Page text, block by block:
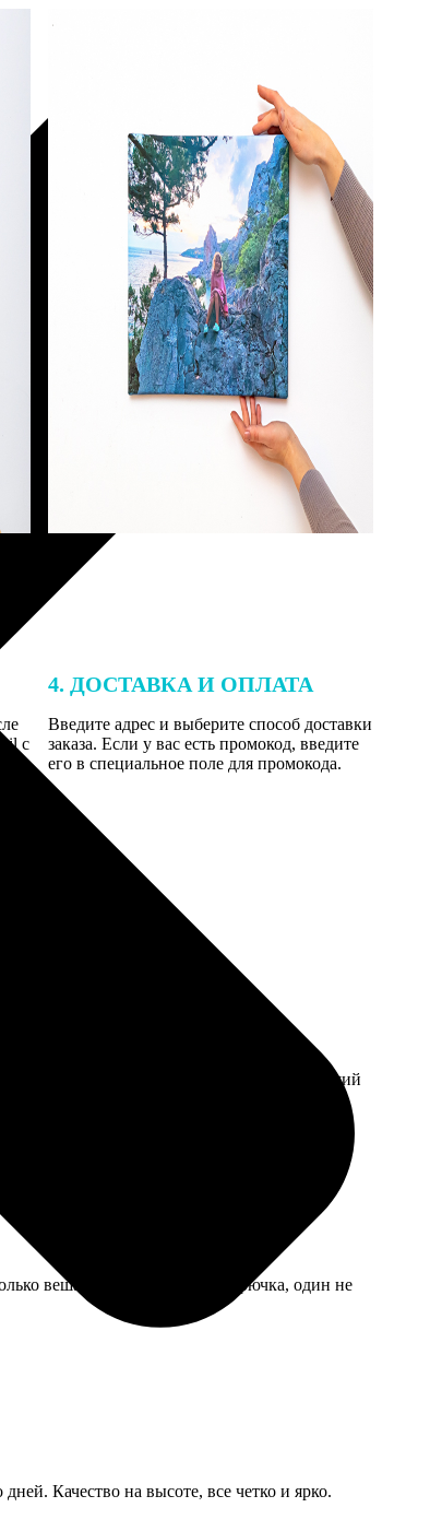
с
4. ДОСТАВКА И ОПЛАТА
Введите адрес и выберите способ доставки
заказа. Если у вас есть промокод, введите
его в специальное поле для промокода.
в поддержку, пообещали скидку на следующий
вешать пришлось на два крючка, один не
Качество на высоте, все четко и ярко.